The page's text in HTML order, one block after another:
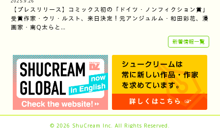
【プレスリリース】コミックス初の「ドイツ・ノンフィクション賞」
受賞作家・ウリ・ルスト、来日決定！元アンジュルム・和田彩花、漫
画家・南Q太らと…
新着情報一覧
© 2026 ShuCream Inc. All Rights Reserved.